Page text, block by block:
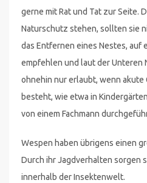
gerne mit Rat und Tat zur Seite.
Naturschutz stehen, sollten sie
das Entfernen eines Nestes, auf
empfehlen und laut der Unteren
ohnehin nur erlaubt, wenn akute
besteht, wie etwa in
von einem Fachmann
Wespen haben übrigens einen
Durch ihr Jagdverhalten sorgen
innerhalb der Insektenwelt.